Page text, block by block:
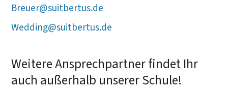
Breuer@suitbertus.de
Wedding@suitbertus.de
Weitere Ansprechpartner findet Ihr
auch außerhalb unserer Schule!